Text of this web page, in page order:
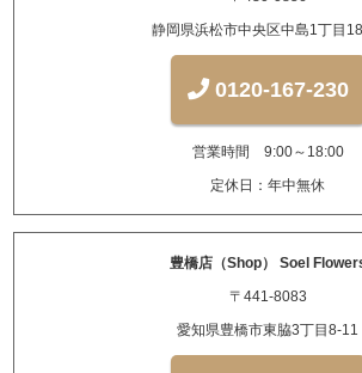
静岡県浜松市中央区中島1丁目
0120-167-230
営業時間 9:00～18:00
定休日：年中無休
豊橋店（Shop） Soel
〒441-8083
愛知県豊橋市東脇3丁目8-11